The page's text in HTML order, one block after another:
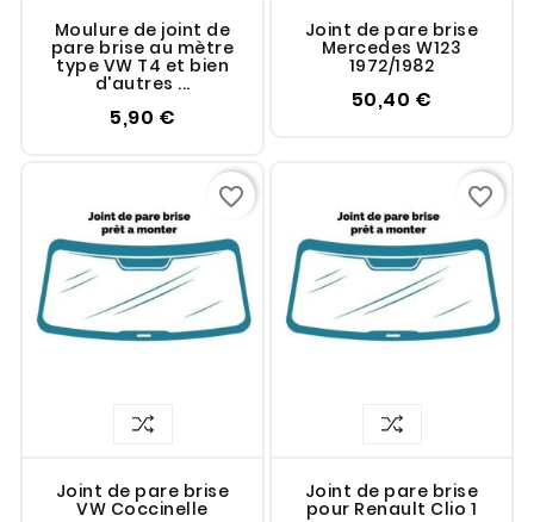
Moulure de joint de
pare brise au mètre
type VW T4 et bien
d'autres ...
5,90 €
Joint de pare brise
Mercedes W123
1972/1982
50,40 €
Joint de pare brise
VW Coccinelle
favorite_border
Joint de pare brise
pour Renault Clio 1
favorite_border